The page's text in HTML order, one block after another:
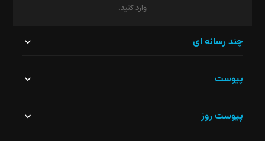
وارد کنید.
نباید
چند رسانه ای
پیوست
پیوست روز